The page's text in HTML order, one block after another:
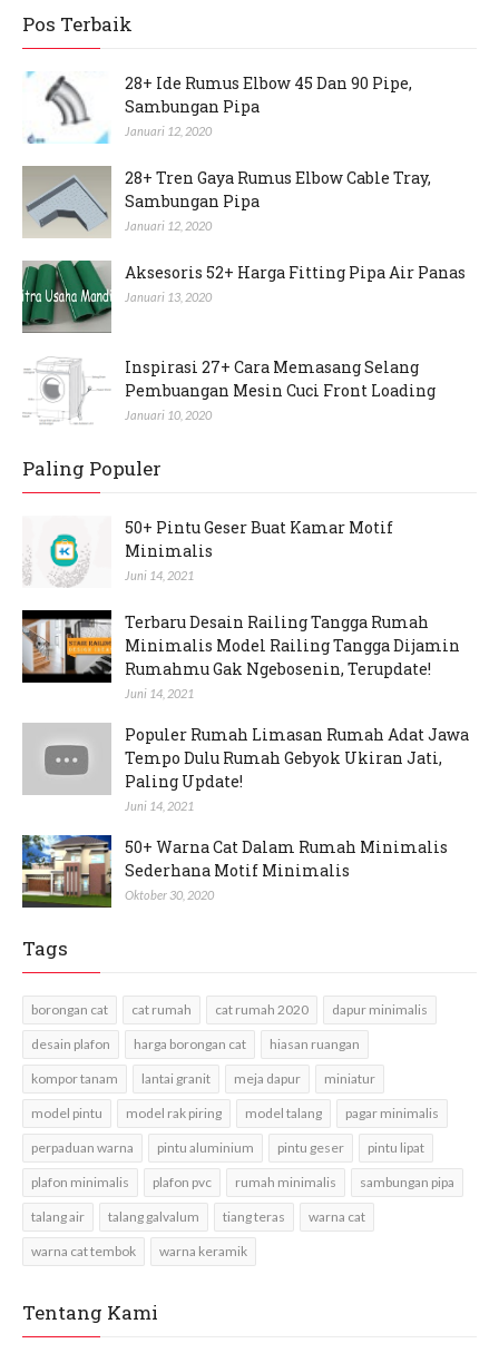
Pos Terbaik
28+ Ide Rumus Elbow 45 Dan 90 Pipe,
Sambungan Pipa
Januari 12, 2020
28+ Tren Gaya Rumus Elbow Cable Tray,
Sambungan Pipa
Januari 12, 2020
Aksesoris 52+ Harga Fitting Pipa Air Panas
Januari 13, 2020
Inspirasi 27+ Cara Memasang Selang
Pembuangan Mesin Cuci Front Loading
Januari 10, 2020
Paling Populer
50+ Pintu Geser Buat Kamar Motif
Minimalis
Juni 14, 2021
Terbaru Desain Railing Tangga Rumah
Minimalis Model Railing Tangga Dijamin
Rumahmu Gak Ngebosenin, Terupdate!
Juni 14, 2021
Populer Rumah Limasan Rumah Adat Jawa
Tempo Dulu Rumah Gebyok Ukiran Jati,
Paling Update!
Juni 14, 2021
50+ Warna Cat Dalam Rumah Minimalis
Sederhana Motif Minimalis
Oktober 30, 2020
Tags
borongan cat cat rumah cat rumah 2020 dapur minimalis
desain plafon harga borongan cat hiasan ruangan
kompor tanam lantai granit meja dapur miniatur
model pintu model rak piring model talang pagar minimalis
perpaduan warna pintu aluminium pintu geser pintu lipat
plafon minimalis plafon pvc rumah minimalis sambungan pipa
talang air talang galvalum tiang teras warna cat
warna cat tembok warna keramik
Tentang Kami